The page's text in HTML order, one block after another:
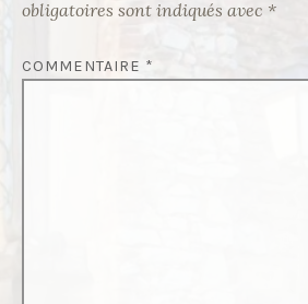
obligatoires sont indiqués avec *
COMMENTAIRE *